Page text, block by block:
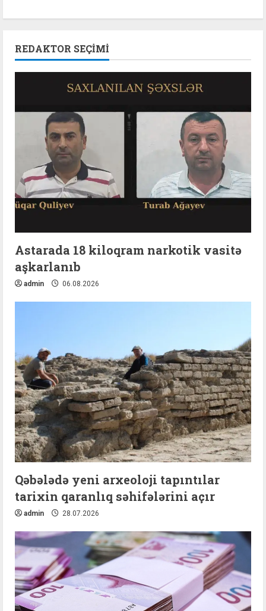
REDAKTOR SEÇIMI
Astarada 18 kiloqram narkotik vasitə
aşkarlanıb
admin 06.08.2026
Qəbələdə yeni arxeoloji tapıntılar
tarixin qaranlıq səhifələrini açır
admin 28.07.2026